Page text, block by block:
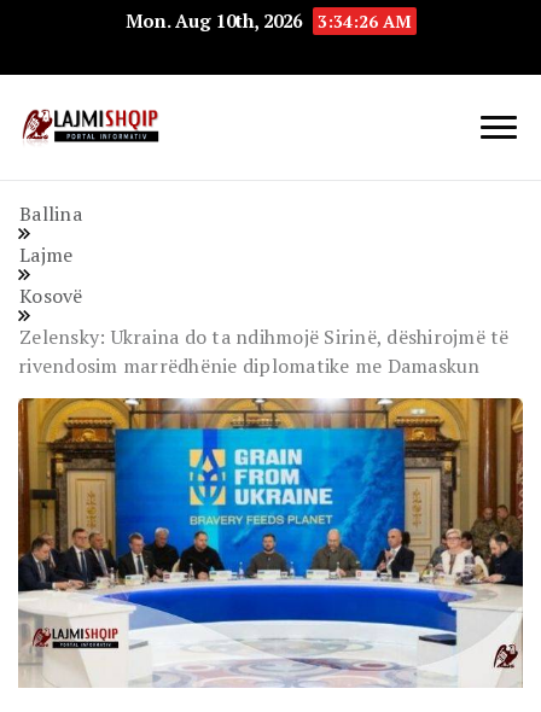
Mon. Aug 10th, 2026 3:34:27 AM
Ballina
Lajme
Kosovë
Zelensky: Ukraina do ta ndihmojë Sirinë, dëshirojmë të
rivendosim marrëdhënie diplomatike me Damaskun